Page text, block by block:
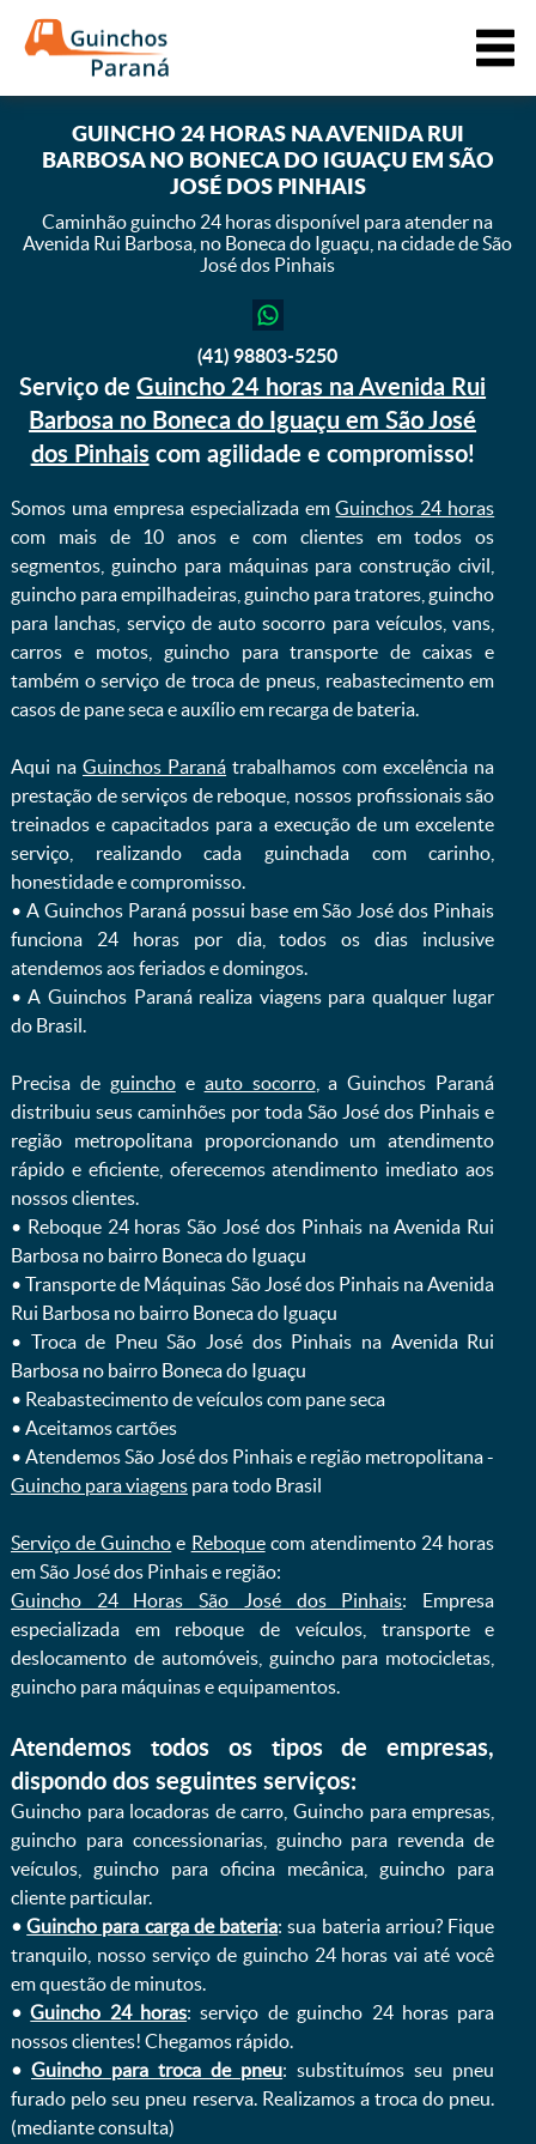
GUINCHO 24 HORAS NA AVENIDA RUI
BARBOSA NO BONECA DO IGUAÇU EM SÃO
JOSÉ DOS PINHAIS
Caminhão guincho 24 horas disponível para atender na
Avenida Rui Barbosa, no Boneca do Iguaçu, na cidade de São
José dos Pinhais
(41) 98803-5250
Serviço deGuincho 24 horas na Avenida Rui
Barbosa no Boneca do Iguaçu em São José
dos Pinhaiscom agilidade e compromisso!
Somos uma empresa especializada emGuinchos 24 horas
com mais de 10 anos e com clientes em todos os
segmentos, guincho para máquinas para construção civil,
guincho para empilhadeiras, guincho para tratores, guincho
para lanchas, serviço de auto socorro para veículos, vans,
carros e motos, guincho para transporte de caixas e
também o serviço de troca de pneus, reabastecimento em
casos de pane seca e auxílio em recarga de bateria. ㅤㅤ
Aqui naGuinchos Paraná trabalhamos com excelência na
prestação de serviços de reboque, nossos profissionais são
treinados e capacitados para a execução de um excelente
serviço, realizando cada guinchada com carinho,
honestidade e compromisso.
ㅤㅤ• A Guinchos Paraná possui base em São José dos Pinhais
funciona 24 horas por dia, todos os dias inclusive
atendemos aos feriados e domingos.
ㅤㅤ• A Guinchos Paraná realiza viagens para qualquer lugar
do Brasil.
Precisa de guinchoe auto socorro, a Guinchos Paraná
distribuiu seus caminhões por toda São José dos Pinhais e
região metropolitana proporcionando um atendimento
rápido e eficiente, oferecemos atendimento imediato aos
nossos clientes.
ㅤㅤ• Reboque 24 horas São José dos Pinhais na Avenida Rui
Barbosa no bairro Boneca do Iguaçu
ㅤㅤ• Transporte de Máquinas São José dos Pinhais na Avenida
Rui Barbosa no bairro Boneca do Iguaçu
ㅤㅤ• Troca de Pneu São José dos Pinhais na Avenida Rui
Barbosa no bairro Boneca do Iguaçu
ㅤㅤ• Reabastecimento de veículos com pane seca
ㅤㅤ• Aceitamos cartões
ㅤㅤ• Atendemos São José dos Pinhais e região metropolitana -
Guincho para viagenspara todo Brasil
Serviço de Guincho e Reboquecom atendimento 24 horas
em São José dos Pinhais e região:
Guincho 24 Horas São José dos Pinhais: Empresa
especializada em reboque de veículos, transporte e
deslocamento de automóveis, guincho para motocicletas,
guincho para máquinas e equipamentos.
Atendemos todos os tipos de empresas,
dispondo dos seguintes serviços:
Guincho para locadoras de carro, Guincho para empresas,
guincho para concessionarias, guincho para revenda de
veículos, guincho para oficina mecânica, guincho para
cliente particular.
•Guincho para carga de bateria: sua bateria arriou? Fique
tranquilo, nosso serviço de guincho 24 horas vai até você
em questão de minutos.
•Guincho 24 horas: serviço de guincho 24 horas para
nossos clientes! Chegamos rápido.
• Guincho para troca de pneu: substituímos seu pneu
furado pelo seu pneu reserva. Realizamos a troca do pneu.
(mediante consulta)